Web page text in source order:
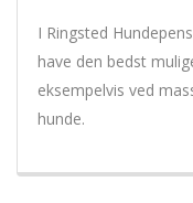
I Ringsted
have den bedst
eksempelvis ved
hunde.